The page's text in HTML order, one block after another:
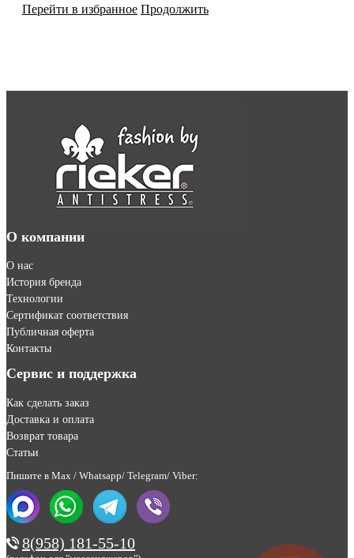
Перейти в избранное Продолжить
О компании
О нас
История бренда
Технологии
Сертификат соответствия
Публичная оферта
Контакты
Сервис и поддержка
Как сделать заказ
Доставка и оплата
Возврат товара
Статьи
Пишите в Max / Whatsapp/ Telegram/ Viber:
8(958) 181-55-10